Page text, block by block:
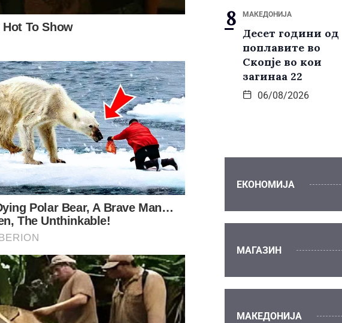
МАКЕДОНИЈА
Десет години од
поплавите во
Скопје во кои
загинаа 22
06/08/2026
ЕКОНОМИЈА
МАГАЗИН
МАКЕДОНИЈА